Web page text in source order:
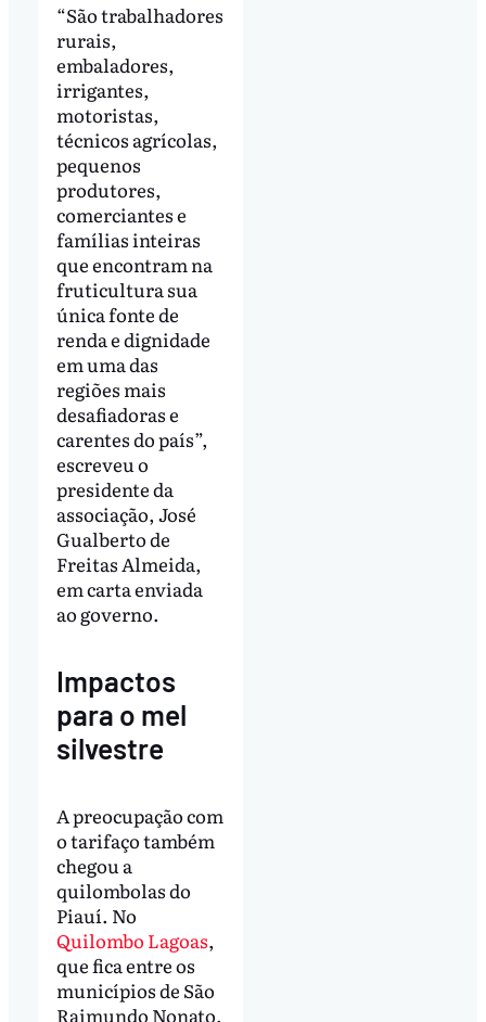
“São trabalhadores
rurais,
embaladores,
irrigantes,
motoristas,
técnicos agrícolas,
pequenos
produtores,
comerciantes e
famílias inteiras
que encontram na
fruticultura sua
única fonte de
renda e dignidade
em uma das
regiões mais
desafiadoras e
carentes do país”,
escreveu o
presidente da
associação, José
Gualberto de
Freitas Almeida,
em carta enviada
ao governo.
Impactos
para o mel
silvestre
A preocupação com
o tarifaço também
chegou a
quilombolas do
Piauí. No
Quilombo Lagoas,
que fica entre os
municípios de São
Raimundo Nonato,